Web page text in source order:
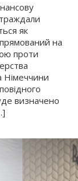
як
на
проти
Німеччини
визначено